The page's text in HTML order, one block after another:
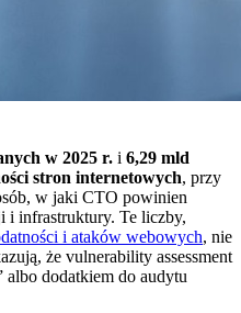
w 2025 r. i 6,29 mld
stron internetowych, przy
w jaki CTO powinien
i infrastruktury. Te liczby,
i ataków webowych, nie
że vulnerability assessment
albo dodatkiem do audytu